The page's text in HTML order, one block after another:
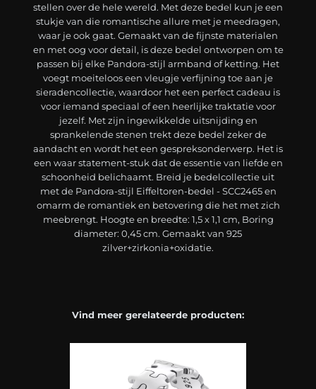
stellen over de hele wereld. Met deze bedel kun je een
stukje van die romantische allure met je meedragen,
waar je ook gaat. Gemaakt van de fijnste materialen
en met oog voor detail, is deze bedel ontworpen om te
passen bij elke Pandora-stijl armband of ketting. Het
voegt moeiteloos een vleugje verfijning toe aan je
sieradencollectie, waardoor het een perfect cadeau is
voor iemand speciaal of een heerlijke traktatie voor
jezelf. Met zijn ingewikkelde uitsnijding en
sprankelende stenen trekt deze bedel zeker de
aandacht en wordt het een gespreksonderwerp. Het is
een waar statement-stuk dat de essentie van liefde en
schoonheid belichaamt. Breid je bedelcollectie uit
met de Pandora-stijl Eiffeltoren-bedel - SCC2465 en
omarm de romantiek en betovering die het met zich
meebrengt. Hoogte en breedte: 1,5 x 1,1 cm, Boring
diameter: 0,45 cm. Gemaakt van 925
zilver+zirkonia+oxidatie.
Vind meer gerelateerde producten: